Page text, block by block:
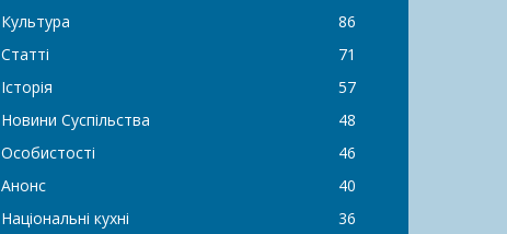
Культура
86
Статті
71
Історія
57
Новини Суспільства
48
Особистості
46
Анонс
40
Національні кухні
36